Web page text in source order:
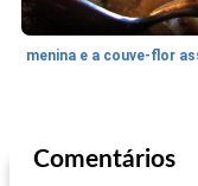
Comentários